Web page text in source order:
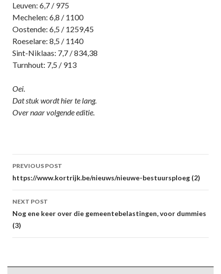
Leuven: 6,7 / 975
Mechelen: 6,8 / 1100
Oostende: 6,5 / 1259,45
Roeselare: 8,5 / 1140
Sint-Niklaas: 7,7 / 834,38
Turnhout: 7,5 / 913
Oei.
Dat stuk wordt hier te lang.
Over naar volgende editie.
Post
navigation
PREVIOUS POST
https://www.kortrijk.be/nieuws/nieuwe-bestuursploeg (2)
NEXT POST
Nog ene keer over die gemeentebelastingen, voor dummies
(3)